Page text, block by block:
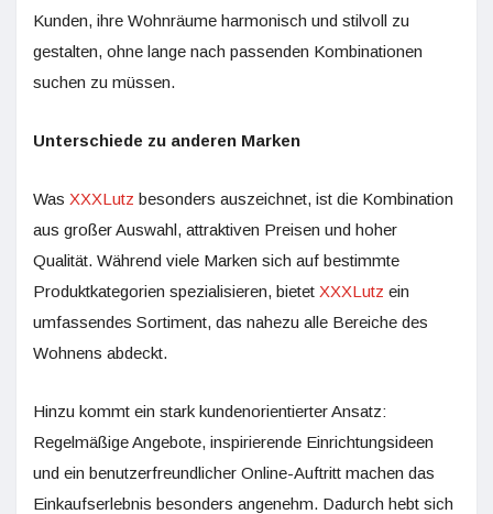
Kunden, ihre Wohnräume harmonisch und stilvoll zu
gestalten, ohne lange nach passenden Kombinationen
suchen zu müssen.
Unterschiede zu anderen Marken
Was XXXLutz besonders auszeichnet, ist die Kombination
aus großer Auswahl, attraktiven Preisen und hoher
Qualität. Während viele Marken sich auf bestimmte
Produktkategorien spezialisieren, bietet XXXLutz ein
umfassendes Sortiment, das nahezu alle Bereiche des
Wohnens abdeckt.
Hinzu kommt ein stark kundenorientierter Ansatz:
Regelmäßige Angebote, inspirierende Einrichtungsideen
und ein benutzerfreundlicher Online-Auftritt machen das
Einkaufserlebnis besonders angenehm. Dadurch hebt sich